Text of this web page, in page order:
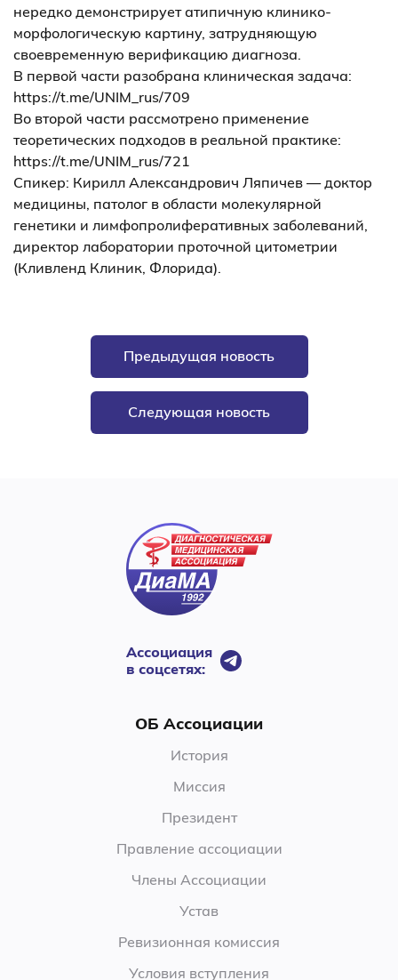
нередко демонстрирует атипичную клинико-
морфологическую картину, затрудняющую
своевременную верификацию диагноза.
В первой части разобрана клиническая задача:
https://t.me/UNIM_rus/709
Во второй части рассмотрено применение
теоретических подходов в реальной практике:
https://t.me/UNIM_rus/721
Спикер: Кирилл Александрович Ляпичев — доктор
медицины, патолог в области молекулярной
генетики и лимфопролиферативных заболеваний,
директор лаборатории проточной цитометрии
(Кливленд Клиник, Флорида).
Предыдущая новость
Следующая новость
Ассоциация
в соцсетях:
ОБ Ассоциации
История
Миссия
Президент
Правление ассоциации
Члены Ассоциации
Устав
Ревизионная комиссия
Условия вступления